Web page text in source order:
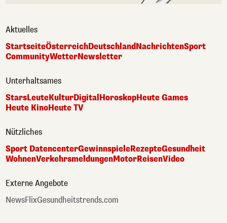
Aktuelles
StartseiteÖsterreichDeutschlandNachrichtenSport
CommunityWetterNewsletter
Unterhaltsames
StarsLeuteKulturDigitalHoroskopHeute Games
Heute KinoHeute TV
Nützliches
Sport DatencenterGewinnspieleRezepteGesundheit
WohnenVerkehrsmeldungenMotorReisenVideo
Externe Angebote
NewsFlixGesundheitstrends.com